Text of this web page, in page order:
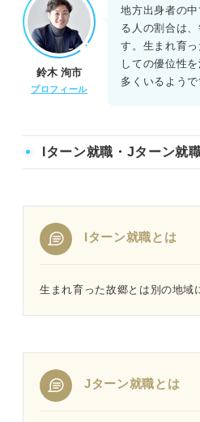
鈴木 洵市
プロフィール
地方出身者の
る人の割合は
す。生まれ育
しての優位性
多くいるようで
Iターン就職・Jターン就
Iターン就職とは
生まれ育った故郷とは別の地域
Jターン就職とは